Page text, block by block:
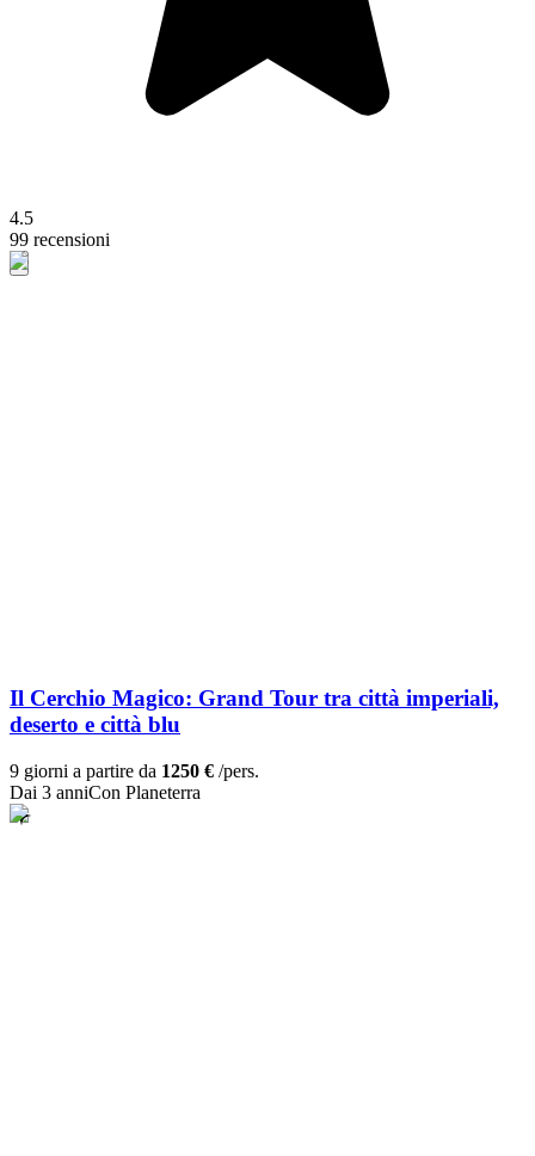
4.5
99 recensioni
Il Cerchio Magico: Grand Tour tra città imperiali,
deserto e città blu
9 giorni a partire da 1250 € /pers.
Dai 3 anniCon Planeterra